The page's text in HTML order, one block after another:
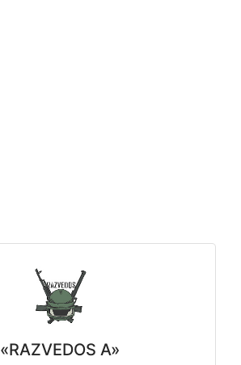
«RAZVEDOS A»